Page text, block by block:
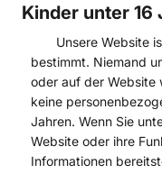
Kinder unter 16
Unsere Website
bestimmt. Niemand
oder auf der Website
keine
Jahren. Wenn Sie
Website oder ihre
Informationen